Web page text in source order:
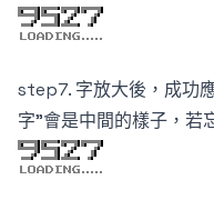
step7. 字放大後，成功
字"會是中間的樣子，若